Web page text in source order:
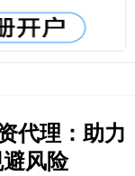
代理：助力
风险